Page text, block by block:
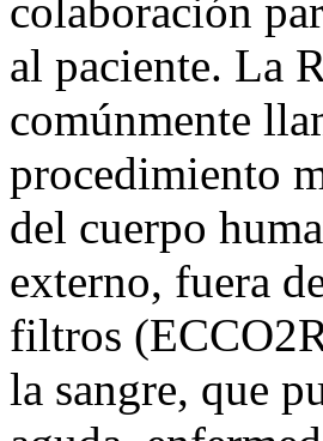
colaboración
al paciente. La
comúnmente
procedimiento
del cuerpo
externo, fuera
filtros
la sangre, que